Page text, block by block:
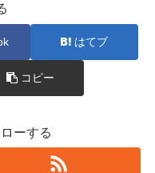
はてブ
コピー
ーする